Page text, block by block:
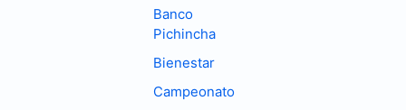
Banco
Pichincha
Bienestar
Campeonato